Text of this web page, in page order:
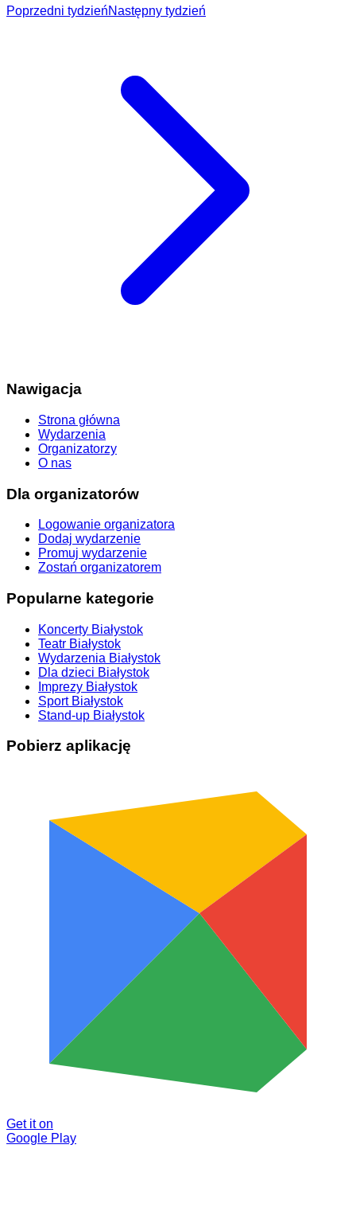
Poprzedni tydzieńNastępny tydzień
Nawigacja
Strona główna
Wydarzenia
Organizatorzy
O nas
Dla organizatorów
Logowanie organizatora
Dodaj wydarzenie
Promuj wydarzenie
Zostań organizatorem
Popularne kategorie
Koncerty Białystok
Teatr Białystok
Wydarzenia Białystok
Dla dzieci Białystok
Imprezy Białystok
Sport Białystok
Stand-up Białystok
Pobierz aplikację
Get it on
Google Play